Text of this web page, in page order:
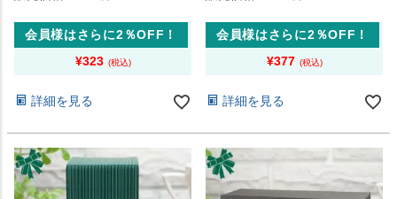
会員様はさらに2％OFF！
¥323
詳細を見る
会員様はさらに2％OFF！
¥377
詳細を見る